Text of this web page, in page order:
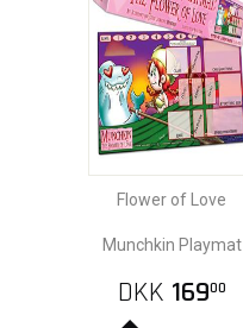
Flower of Love
Munchkin Playmat
DKK 16900